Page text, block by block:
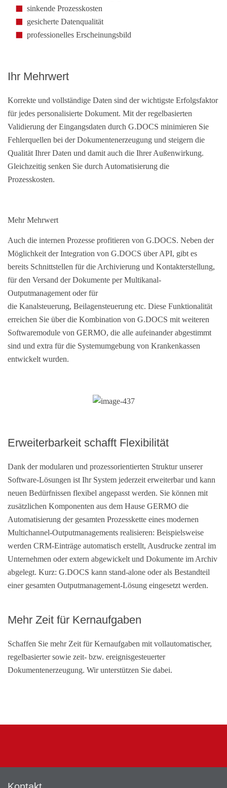
sinkende Prozesskosten
gesicherte Datenqualität
professionelles Erscheinungsbild
Ihr Mehrwert
Korrekte und vollständige Daten sind der wichtigste Erfolgsfaktor
für jedes personalisierte Dokument. Mit der regelbasierten
Validierung der Eingangsdaten durch G.DOCS minimieren Sie
Fehlerquellen bei der Dokumentenerzeugung und steigern die
Qualität Ihrer Daten und damit auch die Ihrer Außenwirkung.
Gleichzeitig senken Sie durch Automatisierung die
Prozesskosten.
Mehr Mehrwert
Auch die internen Prozesse profitieren von G.DOCS. Neben der
Möglichkeit der Integration von G.DOCS über API, gibt es
bereits Schnittstellen für die Archivierung und Kontakterstellung,
für den Versand der Dokumente per Multikanal-
Outputmanagement oder für
die Kanalsteuerung, Beilagensteuerung etc. Diese Funktionalität
erreichen Sie über die Kombination von G.DOCS mit weiteren
Softwaremodule von GERMO, die alle aufeinander abgestimmt
sind und extra für die Systemumgebung von Krankenkassen
entwickelt wurden.
Erweiterbarkeit schafft Flexibilität
Dank der modularen und prozessorientierten Struktur unserer
Software-Lösungen ist Ihr System jederzeit erweiterbar und kann
neuen Bedürfnissen flexibel angepasst werden. Sie können mit
zusätzlichen Komponenten aus dem Hause GERMO die
Automatisierung der gesamten Prozesskette eines modernen
Multichannel-Outputmanagements realisieren: Beispielsweise
werden CRM-Einträge automatisch erstellt, Ausdrucke zentral im
Unternehmen oder extern abgewickelt und Dokumente im Archiv
abgelegt. Kurz: G.DOCS kann stand-alone oder als Bestandteil
einer gesamten Outputmanagement-Lösung eingesetzt werden.
Mehr Zeit für Kernaufgaben
Schaffen Sie mehr Zeit für Kernaufgaben mit vollautomatischer,
regelbasierter sowie zeit- bzw. ereignisgesteuerter
Dokumentenerzeugung. Wir unterstützen Sie dabei.